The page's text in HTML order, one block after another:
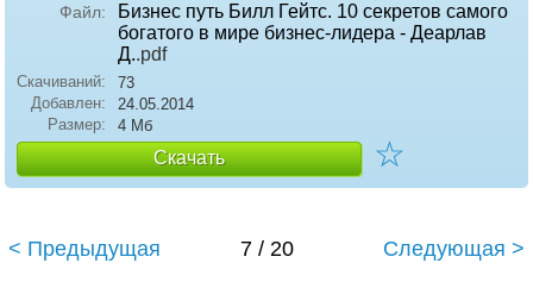
Файл:
Бизнес путь Билл Гейтс. 10 секретов самого
богатого в мире бизнес-лидера - Деарлав
Д..pdf
Скачиваний:
73
Добавлен:
24.05.2014
Размер:
4 Мб
Скачать ☆
< Предыдущая 7 / 20 Следующая >